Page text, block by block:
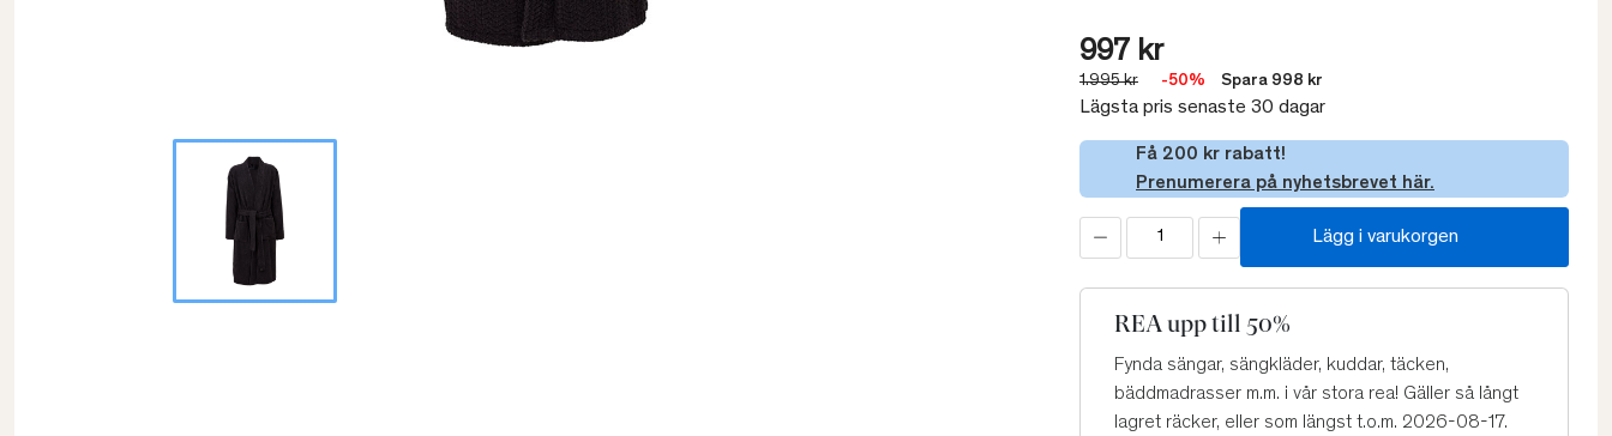
997 kr
1.995 kr -50% Spara 998 kr
Lägsta pris senaste 30 dagar
Få 200 kr rabatt!
Prenumerera på nyhetsbrevet här.
Lägg i varukorgen
REA upp till 50%
Fynda sängar, sängkläder, kuddar, täcken,
bäddmadrasser m.m. i vår stora rea! Gäller så långt
lagret räcker, eller som längst t.o.m. 2026-08-17.